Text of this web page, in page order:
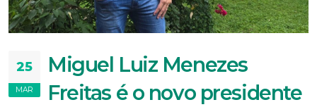
25
MAR
Miguel Luiz Menezes
Freitas é o novo presidente